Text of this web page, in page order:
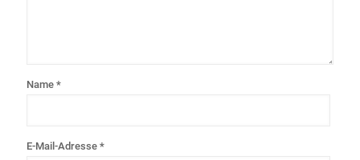
Name *
E-Mail-Adresse *